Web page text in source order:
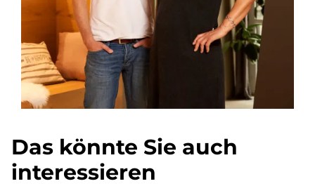
Das könn­te Sie auch
in­ter­es­sie­ren